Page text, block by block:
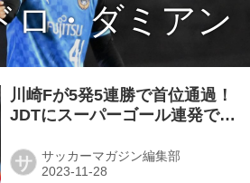
ロ・ダミアン
川崎Fが5発5連勝で首位通過！
JDTにスーパーゴール連発で圧
節
サ サッカーマガジン編集部